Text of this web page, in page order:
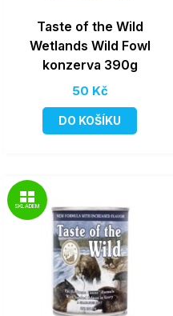
Taste of the Wild
Wetlands Wild Fowl
konzerva 390g
50 Kč
DO KOŠÍKU
SKLADEM